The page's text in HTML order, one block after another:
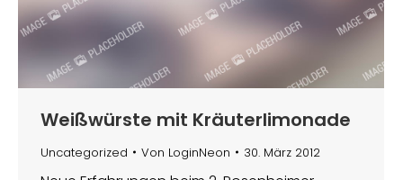
Weißwürste mit Kräuterlimonade
Uncategorized Von LoginNeon 30. März 2012